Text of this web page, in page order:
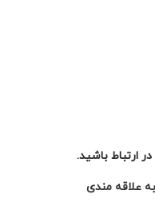
ارتباط باشید.
علاقه مندی